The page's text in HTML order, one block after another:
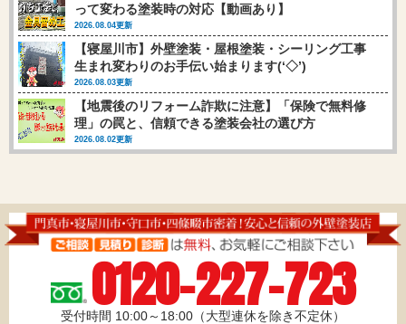
って変わる塗装時の対応【動画あり】
2026.08.04更新
【寝屋川市】外壁塗装・屋根塗装・シーリング工事
生まれ変わりのお手伝い始まります(‘◇’)ゞ
2026.08.03更新
【地震後のリフォーム詐欺に注意】「保険で無料修
理」の罠と、信頼できる塗装会社の選び方
2026.08.02更新
0120-227-723
受付時間 10:00～18:00（大型連休を除き不定休）